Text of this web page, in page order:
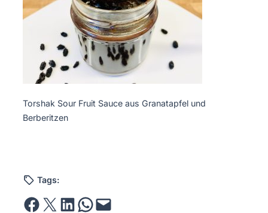
Torshak Sour Fruit Sauce aus Granatapfel und
Berberitzen
Tags:
Share on Facebook Email this Page Share on LinkedIn Share on WhatsApp Email this Page